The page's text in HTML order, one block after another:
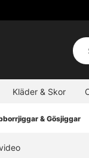
Kläder & Skor
& Gösjiggar